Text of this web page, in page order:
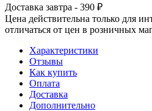
Доставка завтра - 390 ₽
Цена действительна только для
отличаться от цен в розничных
Характеристики
Отзывы
Как купить
Оплата
Доставка
Дополнительно